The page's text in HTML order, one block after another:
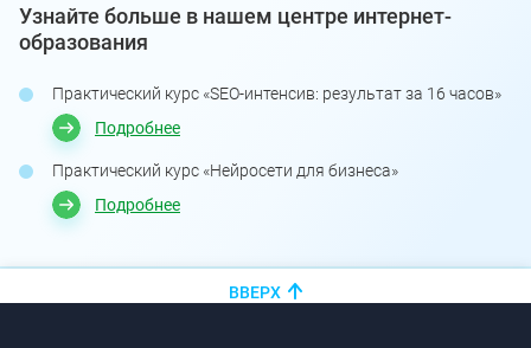
Узнайте больше в нашем центре интернет-
образования
Практический курс «SEO-интенсив: результат за 16 часов»
Подробнее
Практический курс «Нейросети для бизнеса»
Подробнее
ВВЕРХ